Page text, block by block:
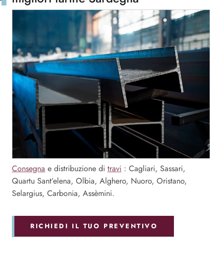
Consegna e distribuzione di travi : Cagliari, Sassari,
Quartu Sant’elena, Olbia, Alghero, Nuoro, Oristano,
Selargius, Carbonia, Assèmini.
RICHIEDI IL TUO PREVENTIVO